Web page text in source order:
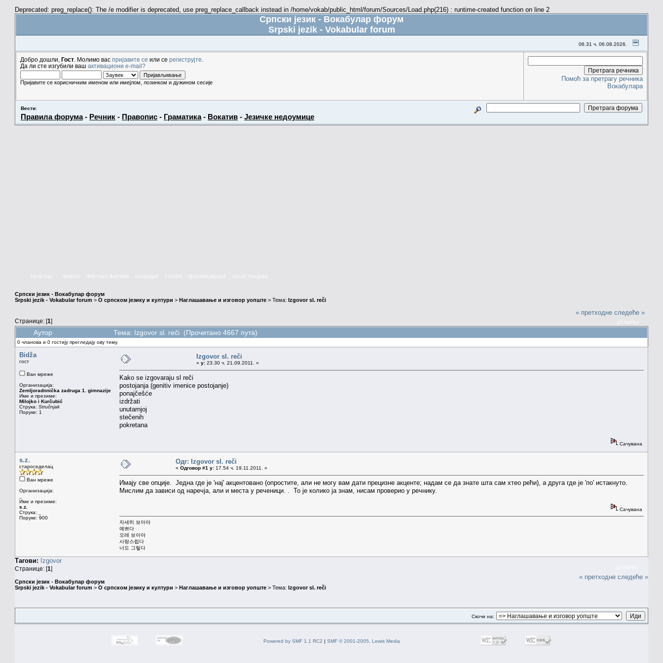
Deprecated: preg_replace(): The /e modifier is deprecated, use preg_replace_callback instead in /home/vokab/public_html/forum/Sources/Load.php(216) : runtime-created function on line 2
Српски језик - Вокабулар форум
Srpski jezik - Vokabular forum
06.31 ч. 06.08.2026.
Добро дошли, Гост . Молимо вас пријавите се или се региструјте
Да ли сте изгубили ваш активациони e-mail?
Пријавите се корисничким именом или имејлом, лозинком и дужином сесије
Помоћ за претрагу речника
Вокабулара
Вести:
Правила форума- Речник - Правопис - Граматика- Вокатив - Језичке недоумице
КАЛЕНДАР
Српски језик - Вокабулар форум
Srpski jezik - Vokabular forum > О српском језику и култури > Наглашавање и изговор уопште > Тема: Izgovor sl. reči
Странице: [1]
« претходне следеће »
Аутор Тема: Izgovor sl. reči (Прочитано 4667 пута)
0 чланова и 0 гостију прегледају ову тему.
Bidža
гост
Ван мреже
Организација:
Zemljoradnnička zadruga 1. gimnazije
Име и презиме:
Milojko i Kurčubić
Струка: Stručnjak
Поруке: 1
Izgovor sl. reči
« у: 23.30 ч. 21.09.2011. »
Kako se izgovaraju sl reči
postojanja (genitiv imenice postojanje)
ponajčešće
izdržati
unutarnjoj
stečenih
pokretana
Сачувана
s.z.
староседелац
Ван мреже
Организација:
Име и презиме:
s.z.
Струка:
Поруке: 900
Одг: Izgovor sl. reči
« Одговор #1 у: 17.54 ч. 19.11.2011. »
Имају све опције. Једна где је 'нај' акцентовано (опростите, али не могу вам дати прецизне акценте; надам се да знате шта сам хтео рећи), а друга где је 'по' истакнуто.
Мислим да зависи од наречја, али и места у реченици. . То је колико ја знам, нисам проверио у речнику.
Сачувана
자세히 보아야
예쁘다
오래 보아야
사랑스럽다
너도 그렇다
Тагови: Izgovor
Странице: [1]
Српски језик - Вокабулар форум
Srpski jezik - Vokabular forum > О српском језику и култури > Наглашавање и изговор уопште > Тема: Izgovor sl. reči
« претходне следеће »
Скочи на:
Powered by SMF 1.1 RC2 | SMF © 2001-2005, Lewis Media